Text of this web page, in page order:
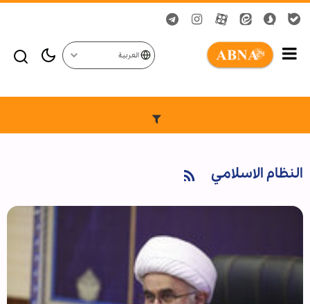
العربية
النظام الاسلامي